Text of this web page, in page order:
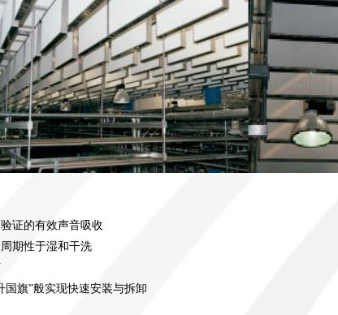
证的有效声音吸收
期性于湿和干洗
国旗”般实现快速安装与拆卸